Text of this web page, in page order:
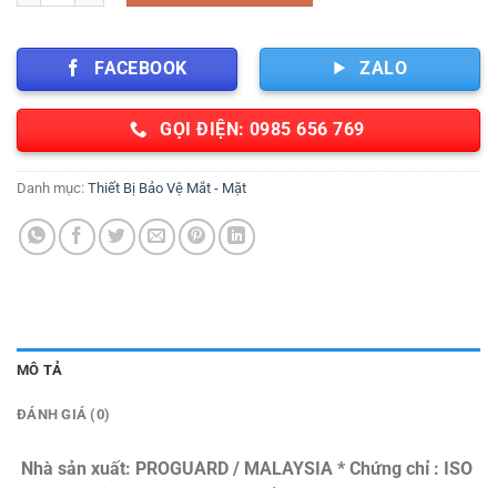
FACEBOOK ZALO
GỌI ĐIỆN: 0985 656 769
Danh mục: Thiết Bị Bảo Vệ Mắt - Mặt
MÔ TẢ
ĐÁNH GIÁ (0)
Nhà sản xuất: PROGUARD / MALAYSIA * Chứng chỉ : ISO